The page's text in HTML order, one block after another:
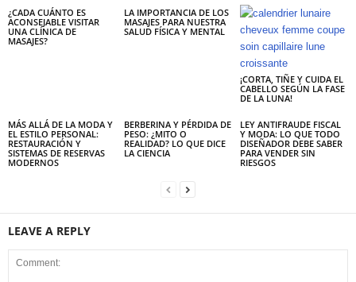
¿CADA CUÁNTO ES
ACONSEJABLE VISITAR
UNA CLÍNICA DE
MASAJES?
LA IMPORTANCIA DE LOS
MASAJES PARA NUESTRA
SALUD FÍSICA Y MENTAL
¡CORTA, TIÑE Y CUIDA EL
CABELLO SEGÚN LA FASE
DE LA LUNA!
MÁS ALLÁ DE LA MODA Y
EL ESTILO PERSONAL:
RESTAURACIÓN Y
SISTEMAS DE RESERVAS
MODERNOS
BERBERINA Y PÉRDIDA DE
PESO: ¿MITO O
REALIDAD? LO QUE DICE
LA CIENCIA
LEY ANTIFRAUDE FISCAL
Y MODA: LO QUE TODO
DISEÑADOR DEBE SABER
PARA VENDER SIN
RIESGOS
LEAVE A REPLY